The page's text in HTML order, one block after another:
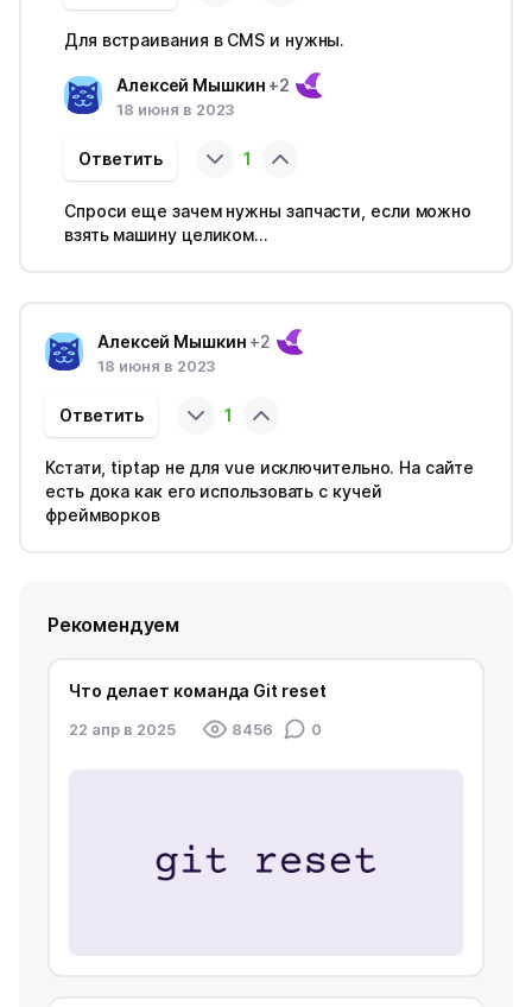
Для встраивания в CMS и нужны.
Алексей Мышкин +2
18 июня в 2023
1
Ответить
Спроси еще зачем нужны запчасти, если можно
взять машину целиком...
Алексей Мышкин +2
18 июня в 2023
1
Ответить
Кстати, tiptap не для vue исключительно. На сайте
есть дока как его использовать с кучей
фреймворков
Рекомендуем
Что делает команда Git reset
22 апр в 2025 8456 0